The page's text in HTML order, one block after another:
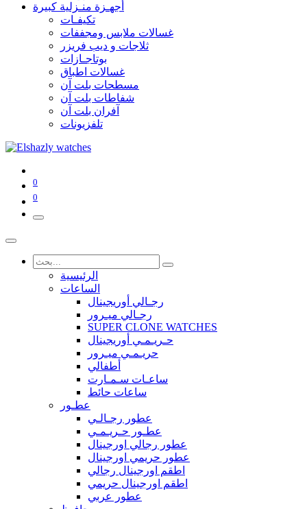
أجهـزة منـزلية كبيرة
تكيفـات
غسالات ملابس ومجففات
ثلاجات و ديب فريزر
بوتاجـازات
غسالات اطباق
مسطحات بلت آن
شفاطات بلت آن
آفران بلت آن
تلفزيونات
0
0
الرئيسية
الساعات
رجـالي أوريجينال
رجـالي ميـرور
SUPER CLONE WATCHES
حـريـمـي أوريجينال
حريـمـي ميـرور
أطفالي
ساعـات سـمـارت
ساعات حائط
عطـور
عطور رجـالـي
عطـور حـريـمـي
عطور رجالي اورجينال
عطور حريمي اورجينال
اطقم اورجينال رجالي
اطقم اورجينال حريمي
عطور عربي